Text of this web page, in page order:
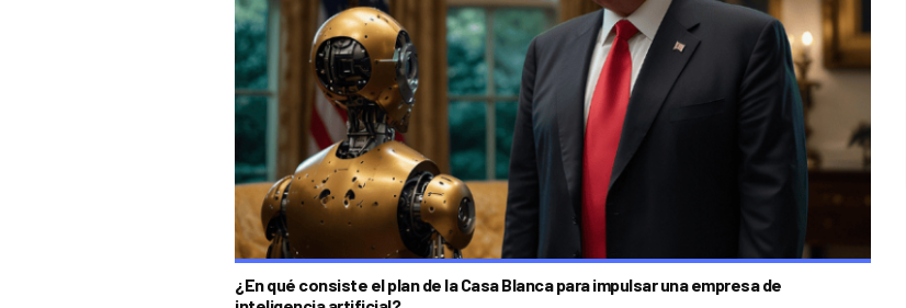
¿En qué consiste el plan de la Casa Blanca para impulsar una empresa de